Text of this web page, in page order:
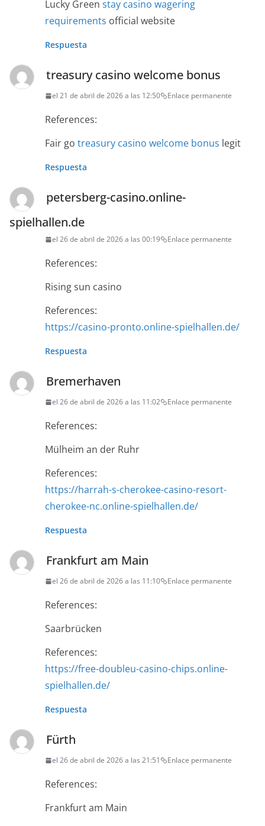
Lucky Green stay casino wagering
requirements official website
Respuesta
treasury casino welcome bonus
el 21 de abril de 2026 a las 12:50 Enlace permanente
References:
Fair go treasury casino welcome bonus legit
Respuesta
petersberg-casino.online-
spielhallen.de
el 26 de abril de 2026 a las 00:19 Enlace permanente
References:
Rising sun casino
References:
https://casino-pronto.online-spielhallen.de/
Respuesta
Bremerhaven
el 26 de abril de 2026 a las 11:02 Enlace permanente
References:
Mülheim an der Ruhr
References:
https://harrah-s-cherokee-casino-resort-
cherokee-nc.online-spielhallen.de/
Respuesta
Frankfurt am Main
el 26 de abril de 2026 a las 11:10 Enlace permanente
References:
Saarbrücken
References:
https://free-doubleu-casino-chips.online-
spielhallen.de/
Respuesta
Fürth
el 26 de abril de 2026 a las 21:51 Enlace permanente
References:
Frankfurt am Main